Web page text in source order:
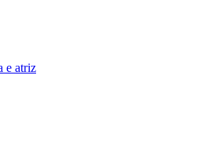
e atriz